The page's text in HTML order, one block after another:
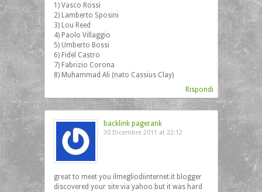
1) Vasco Rossi
2) Lamberto Sposini
3) Lou Reed
4) Paolo Villaggio
5) Umberto Bossi
6) Fidel Castro
7) Fabrizio Corona
8) Muhammad Ali (nato Cassius Clay)
Rispondi
backlink pagerank
30 Dicembre 2011 at 22:12
great to meet you ilmegliodiinternet.it blogger
discovered your site via yahoo but it was hard